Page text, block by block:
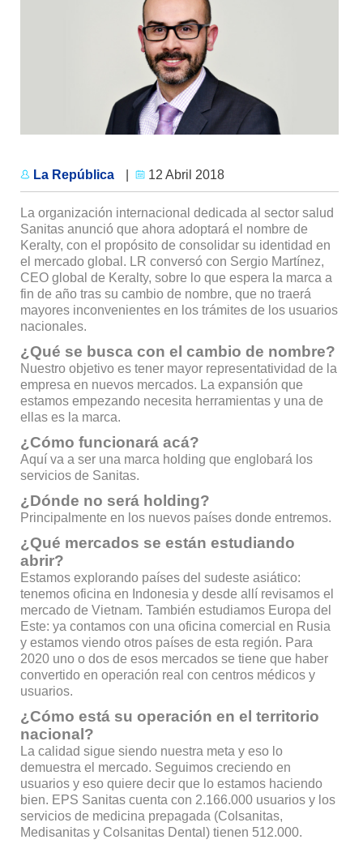
La República 12 Abril 2018
La organización internacional dedicada al sector salud
Sanitas anunció que ahora adoptará el nombre de
Keralty, con el propósito de consolidar su identidad en
el mercado global. LR conversó con Sergio Martínez,
CEO global de Keralty, sobre lo que espera la marca a
fin de año tras su cambio de nombre, que no traerá
mayores inconvenientes en los trámites de los usuarios
nacionales.
¿Qué se busca con el cambio de nombre?
Nuestro objetivo es tener mayor representatividad de la
empresa en nuevos mercados. La expansión que
estamos empezando necesita herramientas y una de
ellas es la marca.
¿Cómo funcionará acá?
Aquí va a ser una marca holding que englobará los
servicios de Sanitas.
¿Dónde no será holding?
Principalmente en los nuevos países donde entremos.
¿Qué mercados se están estudiando
abrir?
Estamos explorando países del sudeste asiático:
tenemos oficina en Indonesia y desde allí revisamos el
mercado de Vietnam. También estudiamos Europa del
Este: ya contamos con una oficina comercial en Rusia
y estamos viendo otros países de esta región. Para
2020 uno o dos de esos mercados se tiene que haber
convertido en operación real con centros médicos y
usuarios.
¿Cómo está su operación en el territorio
nacional?
La calidad sigue siendo nuestra meta y eso lo
demuestra el mercado. Seguimos creciendo en
usuarios y eso quiere decir que lo estamos haciendo
bien. EPS Sanitas cuenta con 2.166.000 usuarios y los
servicios de medicina prepagada (Colsanitas,
Medisanitas y Colsanitas Dental) tienen 512.000.